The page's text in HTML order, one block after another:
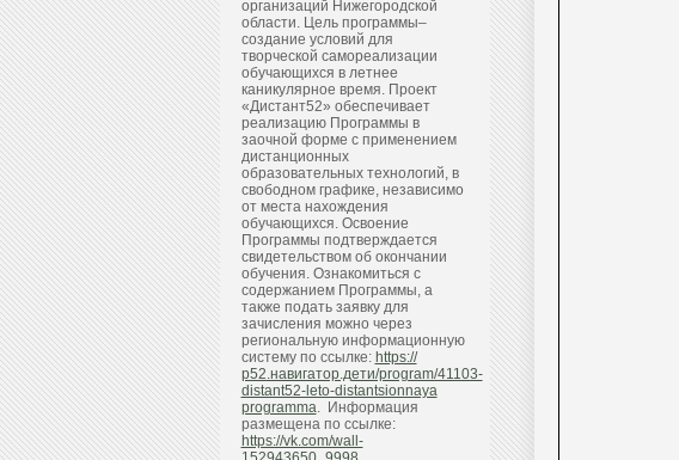
организаций Нижегородской
области. Цель программы–
создание условий для
творческой самореализации
обучающихся в летнее
каникулярное время. Проект
«Дистант52» обеспечивает
реализацию Программы в
заочной форме с применением
дистанционных
образовательных технологий, в
свободном графике, независимо
от места нахождения
обучающихся. Освоение
Программы подтверждается
свидетельством об окончании
обучения. Ознакомиться с
содержанием Программы, а
также подать заявку для
зачисления можно через
региональную информационную
систему по ссылке: https://
р52.навигатор.дети/program/41103-
distant52-leto-distantsionnaya
programma. Информация
размещена по ссылке:
https://vk.com/wall-